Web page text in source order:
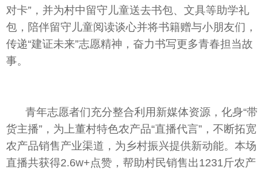
对卡”，并为村中留守儿童送去书包、文具等助学礼
包，陪伴留守儿童阅读谈心并将书籍赠与小朋友们，
传递“建证未来”志愿精神 ，奋力书写更多青春担当故
事。
青年志愿者们充分整合利用新媒体资源，化身“带
货主播”，为上董村特色农产品“直播代言”，不断拓宽
农产品销售产业渠道，为 乡村振兴提供新动能。本场
直播共获得2.6w+点赞，帮助村民销售出1231斤农产